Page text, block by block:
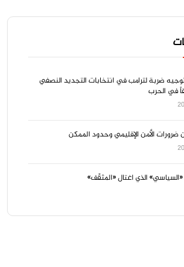
ضربة لترامب في انتخابات التجديد النصفي
في الحرب
الأمن الإقليمي وحدود الممكن
الذي اغتال «المثقّف»